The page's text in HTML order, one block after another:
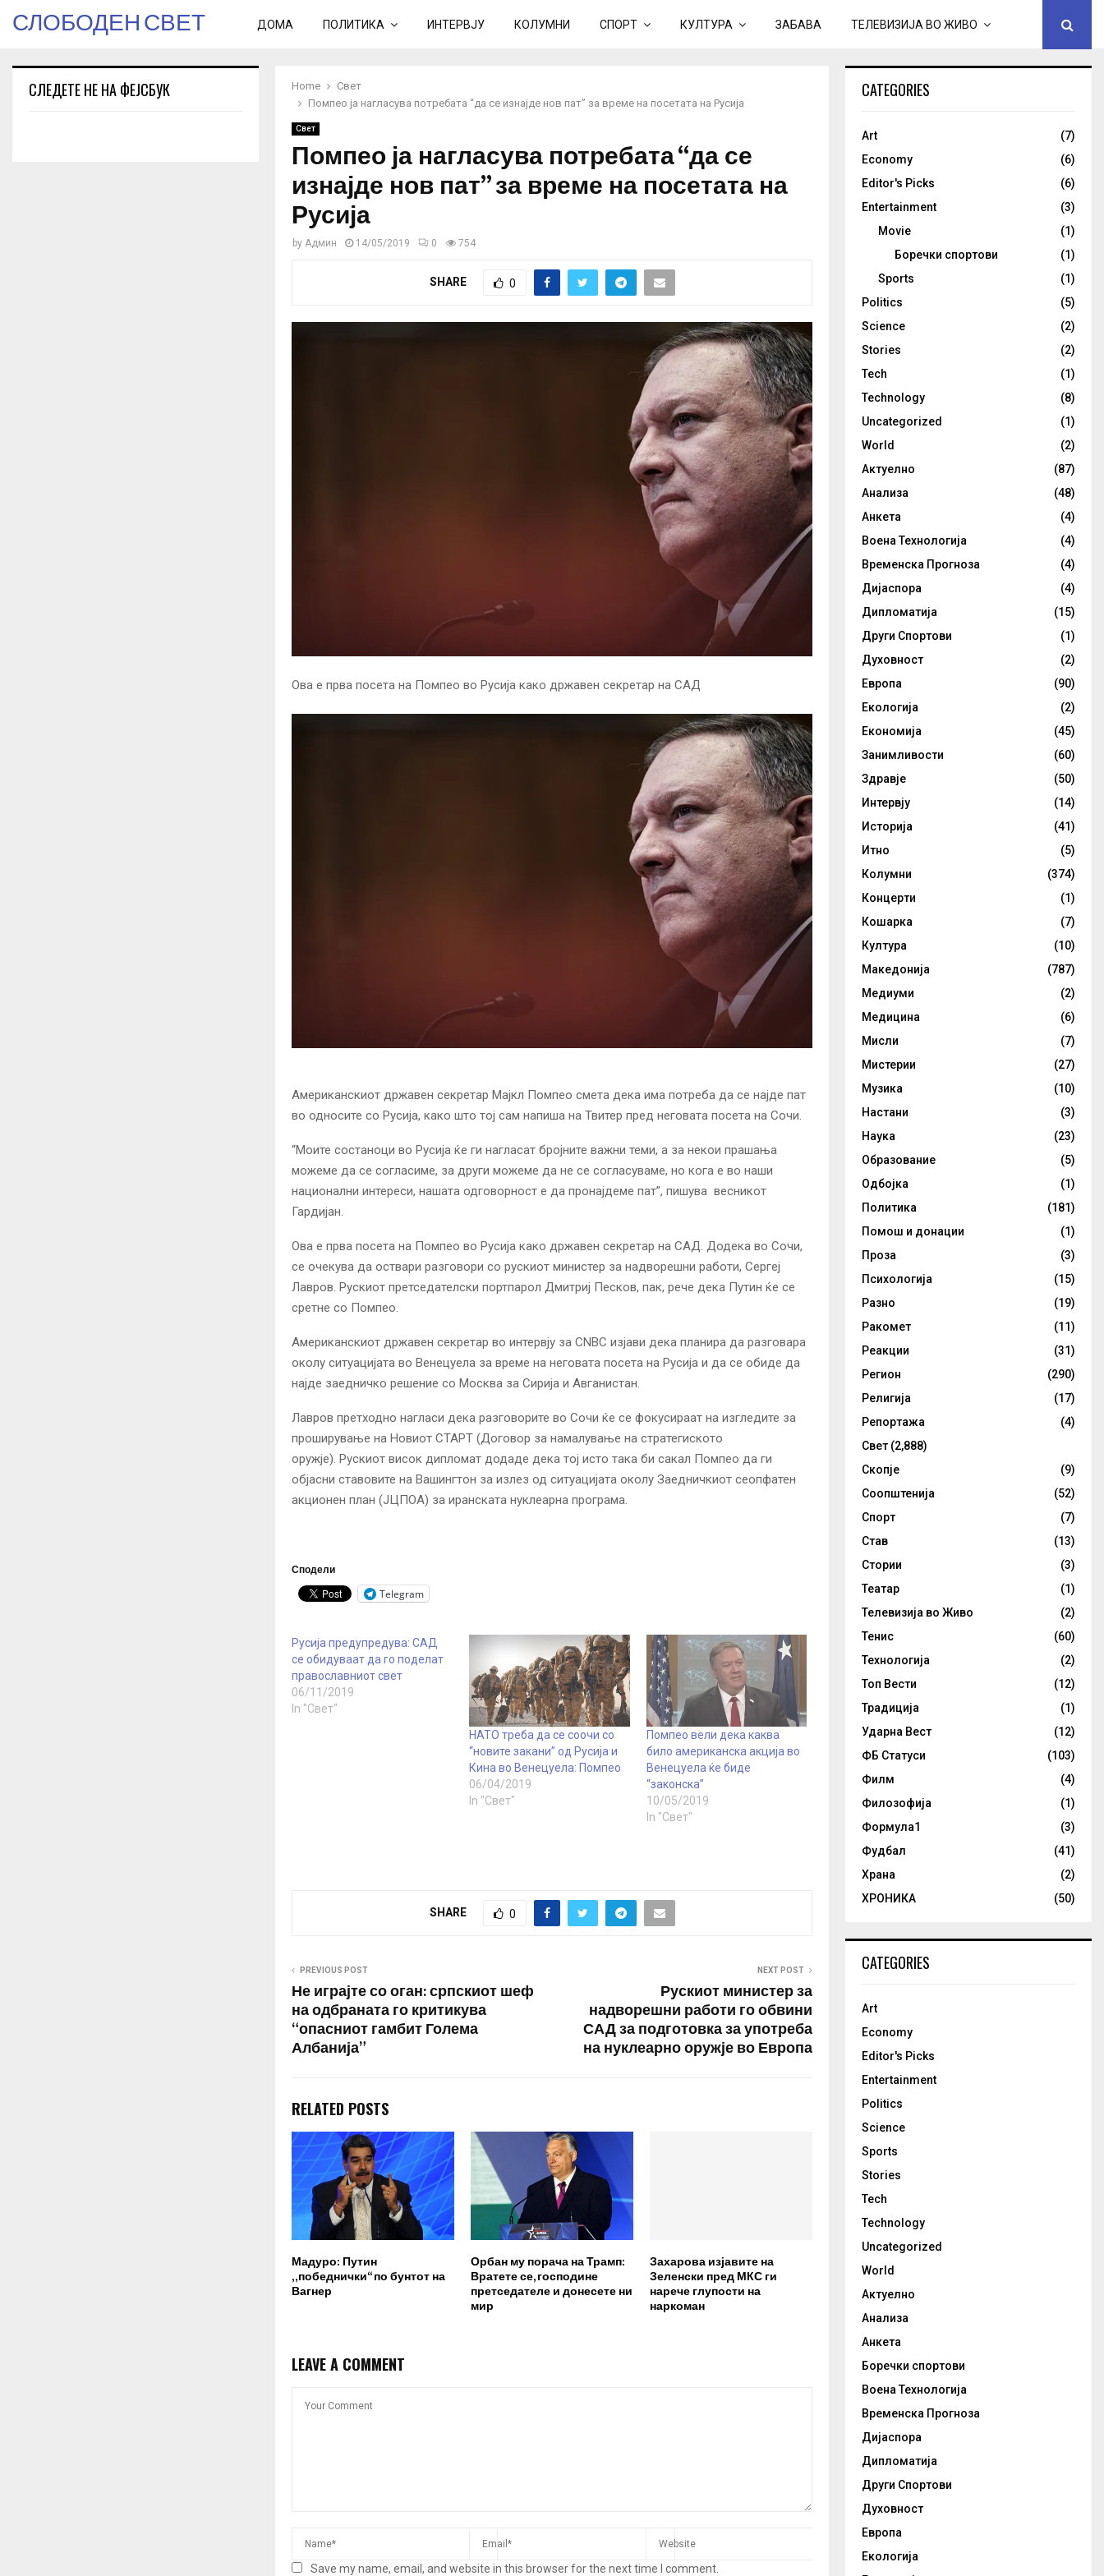
СЛОБОДЕН СВЕТ ДОМА ПОЛИТИКА ИНТЕРВЈУ КОЛУМНИ СПОРТ КУЛТУРА ЗАБАВА ТЕЛЕВИЗИЈА ВО ЖИВО
Home
Свет
Помпео ја нагласува потребата “да се изнајде нов пат” за време на посетата на Русија
Свет
Помпео ја нагласува потребата “да се
изнајде нов пат” за време на посетата на
Русија
by Админ 14/05/2019 0 754
SHARE 0
Ова е прва посета на Помпео во Русија како државен секретар на САД
Американскиот државен секретар Мајкл Помпео смета дека има потреба да се најде пат
во односите со Русија, како што тој сам напиша на Твитер пред неговата посета на Сочи.
“Моите состаноци во Русија ќе ги нагласат бројните важни теми, а за некои прашања
можеме да се согласиме, за други можеме да не се согласуваме, но кога е во наши
национални интереси, нашата одговорност е да пронајдеме пат”, пишува весникот
Гардијан.
Ова е прва посета на Помпео во Русија како државен секретар на САД. Додека во Сочи,
се очекува да оствари разговори со рускиот министер за надворешни работи, Сергеј
Лавров. Рускиот претседателски портпарол Дмитриј Песков, пак, рече дека Путин ќе се
сретне со Помпео.
Американскиот државен секретар во интервју за CNBC изјави дека планира да разговара
околу ситуацијата во Венецуела за време на неговата посета на Русија и да се обиде да
најде заедничко решение со Москва за Сирија и Авганистан.
Лавров претходно нагласи дека разговорите во Сочи ќе се фокусираат на изгледите за
проширување на Новиот СТАРТ (Договор за намалување на стратегиското
оружје). Рускиот висок дипломат додаде дека тој исто така би сакал Помпео да ги
објасни ставовите на Вашингтон за излез од ситуацијата околу Заедничкиот сеопфатен
акционен план (ЈЦПОА) за иранската нуклеарна програма.
Сподели
Telegram
Русија предупредува: САД
се обидуваат да го поделат
православниот свет
06/11/2019
In "Свет"
НАТО треба да се соочи со
“новите закани” од Русија и
Кина во Венецуела: Помпео
06/04/2019
In "Свет"
Помпео вели дека каква
било американска акција во
Венецуела ќе биде
“законска”
10/05/2019
In "Свет"
SHARE 0
PREVIOUS POST
Не играјте со оган: српскиот шеф
на одбраната го критикува
“опасниот гамбит Голема
Албанија”
NEXT POST
Рускиот министер за
надворешни работи го обвини
САД за подготовка за употреба
на нуклеарно оружје во Европа
RELATED POSTS
Мадуро: Путин
„победнички“ по бунтот на
Вагнер
Орбан му порача на Трамп:
Вратете се, господине
претседателе и донесете ни
мир
Захарова изјавите на
Зеленски пред МКС ги
нарече глупости на
наркоман
LEAVE A COMMENT
Save my name, email, and website in this browser for the next time I comment.
СЛЕДЕТЕ НЕ НА ФЕЈСБУК CATEGORIES
Art
(7)
Economy
(6)
Editor's Picks
(6)
Entertainment
(3)
Movie
(1)
Боречки спортови
(1)
Sports
(1)
Politics
(5)
Science
(2)
Stories
(2)
Tech
(1)
Technology
(8)
Uncategorized
(1)
World
(2)
Актуелно
(87)
Анализа
(48)
Анкета
(4)
Воена Технологија
(4)
Временска Прогноза
(4)
Дијаспора
(4)
Дипломатија
(15)
Други Спортови
(1)
Духовност
(2)
Европа
(90)
Екологија
(2)
Економија
(45)
Занимливости
(60)
Здравје
(50)
Интервју
(14)
Историја
(41)
Итно
(5)
Колумни
(374)
Концерти
(1)
Кошарка
(7)
Култура
(10)
Македонија
(787)
Медиуми
(2)
Медицина
(6)
Мисли
(7)
Мистерии
(27)
Музика
(10)
Настани
(3)
Наука
(23)
Образование
(5)
Одбојка
(1)
Политика
(181)
Помош и донации
(1)
Проза
(3)
Психологија
(15)
Разно
(19)
Ракомет
(11)
Реакции
(31)
Регион
(290)
Религија
(17)
Репортажа
(4)
Свет (2,888)
Скопје
(9)
Соопштенија
(52)
Спорт
(7)
Став
(13)
Стории
(3)
Театар
(1)
Телевизија во Живо
(2)
Тенис
(60)
Технологија
(2)
Топ Вести
(12)
Традиција
(1)
Ударна Вест
(12)
ФБ Статуси
(103)
Филм
(4)
Филозофија
(1)
Формула1
(3)
Фудбал
(41)
Храна
(2)
ХРОНИКА
(50)
CATEGORIES
Art
Economy
Editor's Picks
Entertainment
Politics
Science
Sports
Stories
Tech
Technology
Uncategorized
World
Актуелно
Анализа
Анкета
Боречки спортови
Воена Технологија
Временска Прогноза
Дијаспора
Дипломатија
Други Спортови
Духовност
Европа
Екологија